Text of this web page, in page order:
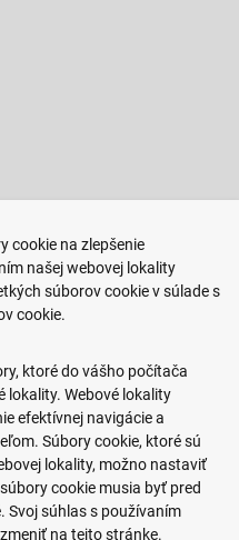
cookie na zlepšenie
našej webovej lokality
súborov cookie v súlade s
cookie.
ktoré do vášho počítača
lokality. Webové lokality
efektívnej navigácie a
Súbory cookie, ktoré sú
lokality, možno nastaviť
cookie musia byť pred
Svoj súhlas s používaním
na tejto stránke.